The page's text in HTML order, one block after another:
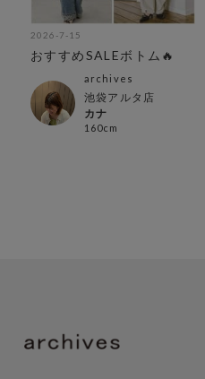
2026-7-15
おすすめSALEボトム🔥
archives
池袋アルタ店
カナ
160cm